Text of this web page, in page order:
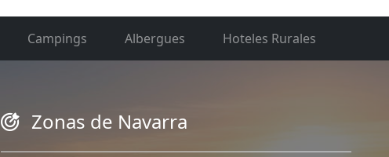
Campings Albergues Hoteles Rurales
Zonas de Navarra